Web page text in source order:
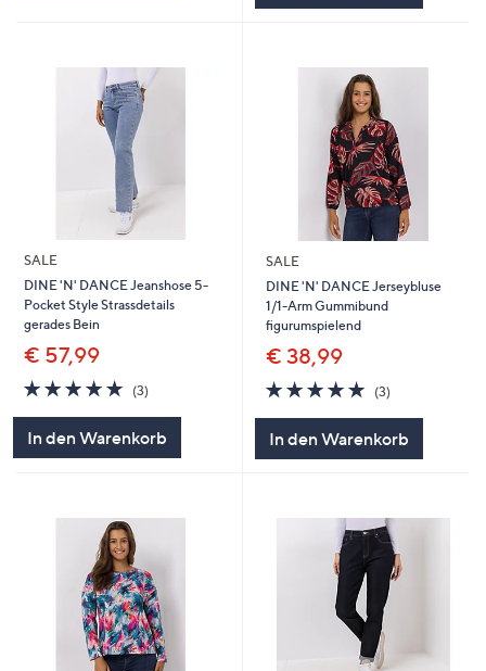
SALE
DINE 'N' DANCE Jeanshose 5-
Pocket Style Strassdetails
gerades Bein
€ 57,99
5.0
von
(3)3
In den Warenkorb
SALE
DINE 'N' DANCE Jerseybluse
1/1-Arm Gummibund
figurumspielend
€ 38,99
5.0
von
(3)
In den Warenkorb